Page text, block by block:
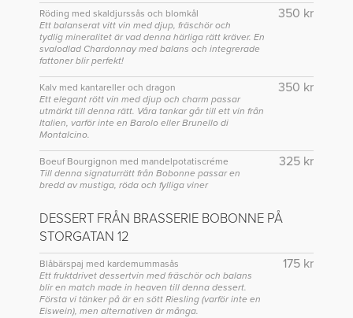
350 kr
Röding med skaldjurssås och blomkål
Ett balanserat vitt vin med djup, fräschör och
tydlig mineralitet är vad denna härliga rätt kräver. En
svalodlad Chardonnay med balans och integrerade
fattoner blir perfekt!
350 kr
Kalv med kantareller och dragon
Ett elegant rött vin med djup och charm passar
utmärkt till denna rätt. Våra tankar går till ett vin från
Italien, varför inte en Barolo eller Brunello di
Montalcino.
325 kr
Boeuf Bourgignon med mandelpotatiscréme
Till denna signaturrätt från Bobonne passar en
bredd av mustiga, röda och fylliga viner
DESSERT FRÅN BRASSERIE BOBONNE PÅ
STORGATAN 12
175 kr
Blåbärspaj med kardemummasås
Ett fruktdrivet dessertvin med fräschör och balans
blir en match made in heaven till denna dessert.
Första vi tänker på är en sött Riesling (varför inte en
Eiswein), men alternativen är många.